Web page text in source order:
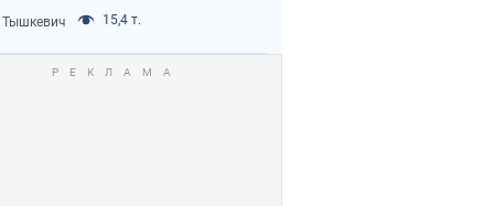
Тышкевич 15,4 т.